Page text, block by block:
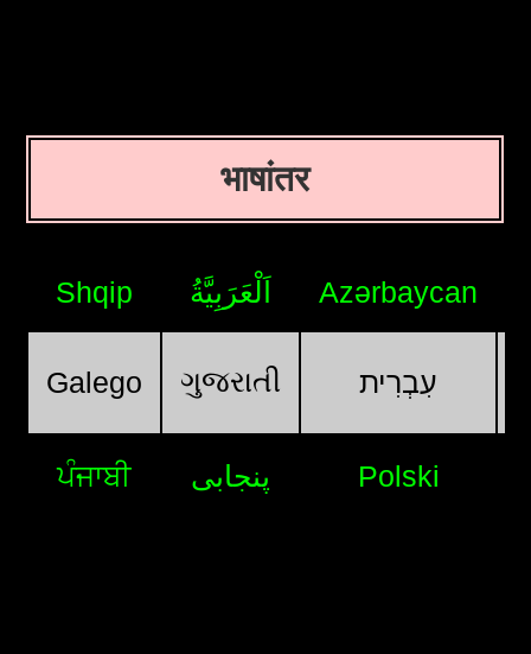
भाषांतर
Shqip اَلْعَرَبِيَّةُ Azərbaycan
Galego ગુજરાતી עִבְרִית
ਪੰਜਾਬੀ پنجابی Polski